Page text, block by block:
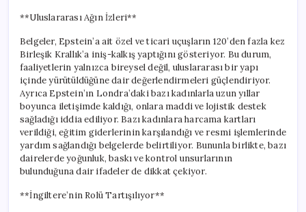
**Uluslararası Ağın İzleri**
Belgeler, Epstein’a ait özel ve ticari uçuşların 120’den fazla kez
Birleşik Krallık’a iniş-kalkış yaptığını gösteriyor. Bu durum,
faaliyetlerin yalnızca bireysel değil, uluslararası bir yapı
içinde yürütüldüğüne dair değerlendirmeleri güçlendiriyor.
Ayrıca Epstein’ın Londra’daki bazı kadınlarla uzun yıllar
boyunca iletişimde kaldığı, onlara maddi ve lojistik destek
sağladığı iddia ediliyor. Bazı kadınlara harcama kartları
verildiği, eğitim giderlerinin karşılandığı ve resmi işlemlerinde
yardım sağlandığı belgelerde belirtiliyor. Bununla birlikte, bazı
dairelerde yoğunluk, baskı ve kontrol unsurlarının
bulunduğuna dair ifadeler de dikkat çekiyor.
**İngiltere’nin Rolü Tartışılıyor**